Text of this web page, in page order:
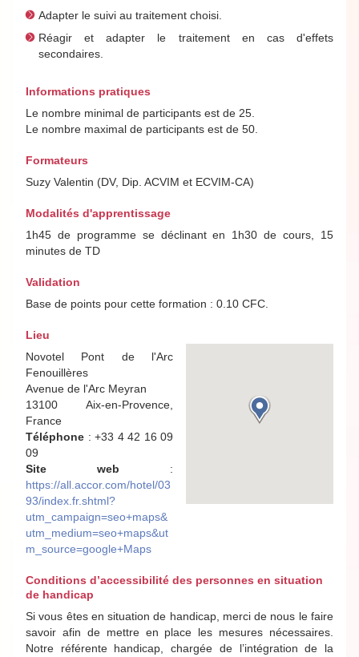
Adapter le suivi au traitement choisi.
Réagir et adapter le traitement en cas d'effets
secondaires.
Informations pratiques
Le nombre minimal de participants est de 25.
Le nombre maximal de participants est de 50.
Formateurs
Suzy Valentin (DV, Dip. ACVIM et ECVIM-CA)
Modalités d'apprentissage
1h45 de programme se déclinant en 1h30 de cours, 15
minutes de TD
Validation
Base de points pour cette formation : 0.10 CFC.
Lieu
Novotel Pont de l'Arc
Fenouillères
Avenue de l'Arc Meyran
13100 Aix-en-Provence,
France
Téléphone : +33 4 42 16 09
09
Site web :
https://all.accor.com/hotel/03
93/index.fr.shtml?
utm_campaign=seo+maps&
utm_medium=seo+maps&ut
m_source=google+Maps
Conditions d’accessibilité des personnes en situation
de handicap
Si vous êtes en situation de handicap, merci de nous le faire
savoir afin de mettre en place les mesures nécessaires.
Notre référente handicap, chargée de l’intégration de la